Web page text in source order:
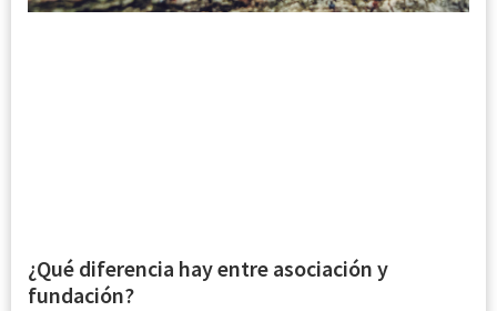
¿Qué diferencia hay entre asociación y
fundación?